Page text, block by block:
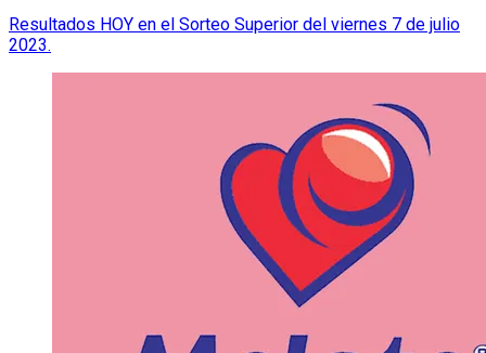
Resultados HOY en el Sorteo Superior del viernes 7 de julio
2023.